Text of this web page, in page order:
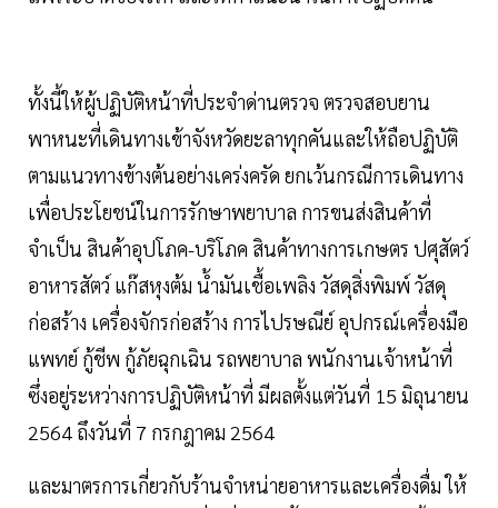
ทั้งนี้ให้ผู้ปฏิบัติหน้าที่ประจำด่านตรวจ ตรวจสอบยาน
พาหนะที่เดินทางเข้าจังหวัดยะลาทุกคันและให้ถือปฏิบัติ
ตามแนวทางข้างต้นอย่างเคร่งครัด ยกเว้นกรณีการเดินทาง
เพื่อประโยชน์ในการรักษาพยาบาล การขนส่งสินค้าที่
จำเป็น สินค้าอุปโภค-บริโภค สินค้าทางการเกษตร ปศุสัตว์
อาหารสัตว์ แก๊สหุงต้ม น้ำมันเชื้อเพลิง วัสดุสิ่งพิมพ์ วัสดุ
ก่อสร้าง เครื่องจักรก่อสร้าง การไปรษณีย์ อุปกรณ์เครื่องมือ
แพทย์ กู้ชีพ กู้ภัยฉุกเฉิน รถพยาบาล พนักงานเจ้าหน้าที่
ซึ่งอยู่ระหว่างการปฏิบัติหน้าที่ มีผลตั้งแต่วันที่ 15 มิถุนายน
2564 ถึงวันที่ 7 กรกฎาคม 2564
และมาตรการเกี่ยวกับร้านจำหน่ายอาหารและเครื่องดื่ม ให้